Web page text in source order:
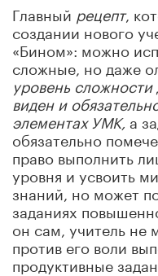
Главный рецепт,
создании нового
«Бином»: можно
сложные, но даже
уровень
виден и
элементах УМК, а
обязательно
право выполнить
уровня и усвоить
знаний, но может
заданиях
он сам, учитель не
против его воли
продуктивные